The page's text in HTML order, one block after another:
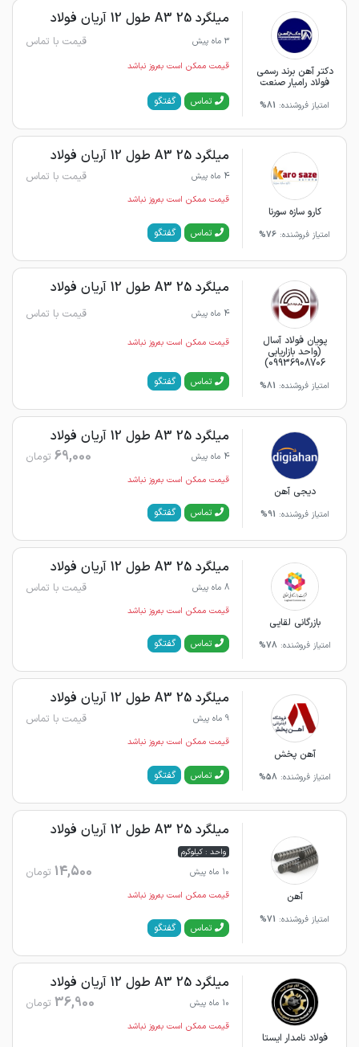
دکتر آهن برند رسمی
فولاد رامیار صنعت
امتیاز فروشنده: 81%
میلگرد 25 A3 طول 12 آریان فولاد
3 ماه پیش قیمت با تماس
قیمت ممکن است به‌روز نباشد
تماس گفتگو
کارو سازه سورنا
امتیاز فروشنده: 76%
میلگرد 25 A3 طول 12 آریان فولاد
4 ماه پیش قیمت با تماس
قیمت ممکن است به‌روز نباشد
تماس گفتگو
پویان فولاد آسال
(واحد بازاریابی
09936908706)
امتیاز فروشنده: 81%
میلگرد 25 A3 طول 12 آریان فولاد
4 ماه پیش قیمت با تماس
قیمت ممکن است به‌روز نباشد
تماس گفتگو
دیجی آهن
امتیاز فروشنده: 91%
میلگرد 25 A3 طول 12 آریان فولاد
4 ماه پیش 69,000 تومان
قیمت ممکن است به‌روز نباشد
تماس گفتگو
بازرگانی لقایی
امتیاز فروشنده: 78%
میلگرد 25 A3 طول 12 آریان فولاد
8 ماه پیش قیمت با تماس
قیمت ممکن است به‌روز نباشد
تماس گفتگو
آهن پخش
امتیاز فروشنده: 58%
میلگرد 25 A3 طول 12 آریان فولاد
9 ماه پیش قیمت با تماس
قیمت ممکن است به‌روز نباشد
تماس گفتگو
آهن
امتیاز فروشنده: 71%
میلگرد 25 A3 طول 12 آریان فولاد
واحد : کیلوگرم
10 ماه پیش
14,500 تومان
قیمت ممکن است به‌روز نباشد
تماس گفتگو
فولاد نامدار ایستا
میلگرد 25 A3 طول 12 آریان فولاد
10 ماه پیش 36,900 تومان
قیمت ممکن است به‌روز نباشد